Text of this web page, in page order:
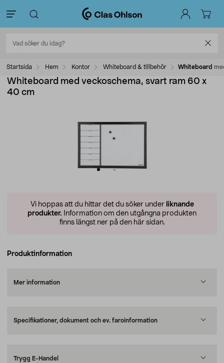
Startsida Hem Kontor Whiteboard & tillbehör Whiteboard
Whiteboard med veckoschema, svart ram 60 x
40 cm
Vi hoppas att du hittar det du söker under liknande
produkter. Information om den utgångna produkten
finns längst ner på den här sidan.
Produktinformation
Mer information
Specifikationer, dokument och ev. faroinformation
Trygg E-Handel